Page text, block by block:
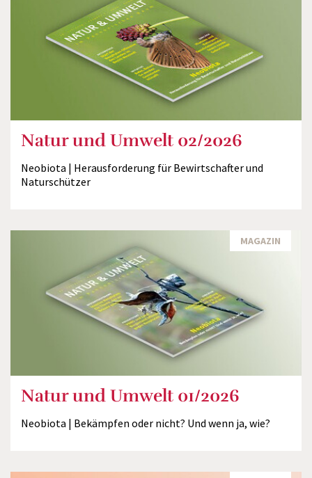
Natur und Umwelt 02/2026
Neobiota | Herausforderung für Bewirtschafter und
Naturschützer
MAGAZIN
Natur und Umwelt 01/2026
Neobiota | Bekämpfen oder nicht? Und wenn ja, wie?